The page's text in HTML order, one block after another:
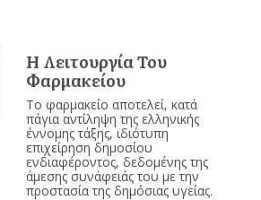
Η Λειτουργία Του
Φαρμακείου
Το φαρμακείο αποτελεί, κατά
πάγια αντίληψη της ελληνικής
έννομης τάξης, ιδιότυπη
επιχείρηση δημοσίου
ενδιαφέροντος, δεδομένης της
άμεσης συνάφειάς του με την
προστασία της δημόσιας υγείας.